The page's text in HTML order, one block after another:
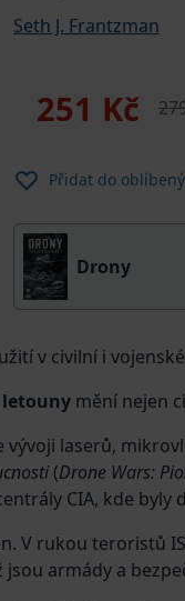
Seth J. Frantzman
251 Kč
Přidat do
Drony
v civilní i
mění nejen
vývoji laserů,
(Drone Wars:
CIA, kde byly
V rukou teroristů
armády a